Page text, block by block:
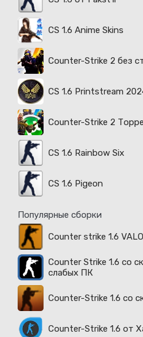
CS 1.6 Anime Skins
Counter-Strike 2 без
CS 1.6 Printstream
Counter-Strike 2
CS 1.6 Rainbow Six
CS 1.6 Pigeon
Популярные сборки
Counter strike
Counter Strike 1.6 со
слабых ПК
Counter-Strike 1.6 со
Counter-Strike 1.6 от